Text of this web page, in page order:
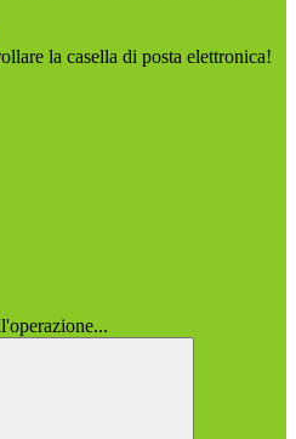
la casella di posta elettronica!